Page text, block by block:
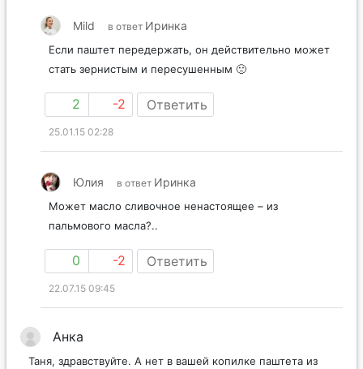
Mild в ответ Иринка
Если паштет передержать, он действительно может
стать зернистым и пересушенным 🙁
2 -2 Ответить
25.01.15 02:28
Юлия в ответ Иринка
Может масло сливочное ненастоящее – из
пальмового масла?..
0 -2 Ответить
22.07.15 09:45
Анка
Таня, здравствуйте. А нет в вашей копилке паштета из